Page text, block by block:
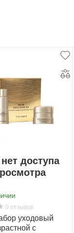
доступа
0 отзывов
уходовый
с